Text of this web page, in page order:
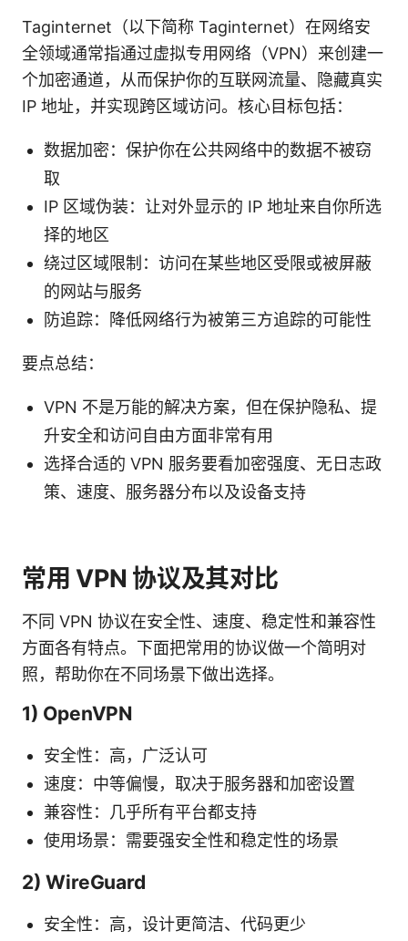
Taginternet（以下简称 Taginternet）在网络安
全领域通常指通过虚拟专用网络（VPN）来创建一
个加密通道，从而保护你的互联网流量、隐藏真实
IP 地址，并实现跨区域访问。核心目标包括：
数据加密：保护你在公共网络中的数据不被窃
取
IP 区域伪装：让对外显示的 IP 地址来自你所选
择的地区
绕过区域限制：访问在某些地区受限或被屏蔽
的网站与服务
防追踪：降低网络行为被第三方追踪的可能性
要点总结：
VPN 不是万能的解决方案，但在保护隐私、提
升安全和访问自由方面非常有用
选择合适的 VPN 服务要看加密强度、无日志政
策、速度、服务器分布以及设备支持
常用 VPN 协议及其对比
不同 VPN 协议在安全性、速度、稳定性和兼容性
方面各有特点。下面把常用的协议做一个简明对
照，帮助你在不同场景下做出选择。
1) OpenVPN
安全性：高，广泛认可
速度：中等偏慢，取决于服务器和加密设置
兼容性：几乎所有平台都支持
使用场景：需要强安全性和稳定性的场景
2) WireGuard
安全性：高，设计更简洁、代码更少